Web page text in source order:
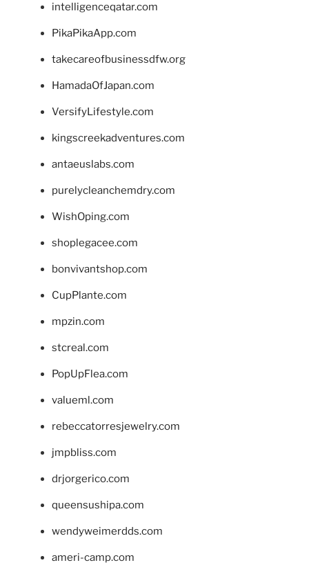
intelligenceqatar.com
PikaPikaApp.com
takecareofbusinessdfw.org
HamadaOfJapan.com
VersifyLifestyle.com
kingscreekadventures.com
antaeuslabs.com
purelycleanchemdry.com
WishOping.com
shoplegacee.com
bonvivantshop.com
CupPlante.com
mpzin.com
stcreal.com
PopUpFlea.com
valueml.com
rebeccatorresjewelry.com
jmpbliss.com
drjorgerico.com
queensushipa.com
wendyweimerdds.com
ameri-camp.com